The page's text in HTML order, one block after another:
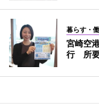
暮らす・
宮崎空
行 所